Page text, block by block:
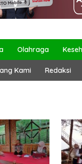
Olahraga
Kami Redaksi